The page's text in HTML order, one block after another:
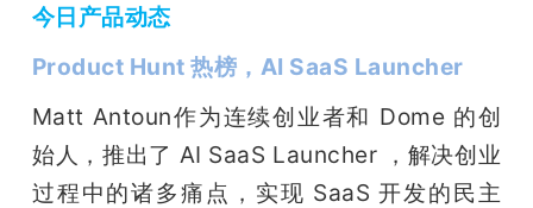
今日产品动态
Product Hunt 热榜，AI SaaS Launcher
Matt Antoun作为连续创业者和 Dome 的创
始人，推出了 AI SaaS Launcher ，解决创业
过程中的诸多痛点，实现 SaaS 开发的民主